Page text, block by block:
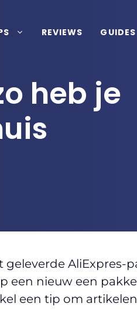
REVIEWS GUIDES
heb je
AliExpres-
een nieuw een
een tip om